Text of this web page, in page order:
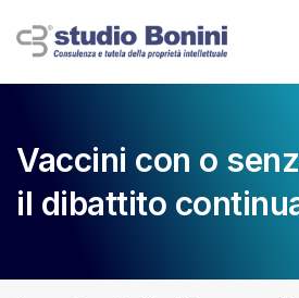
Vaccini con o
il dibattito